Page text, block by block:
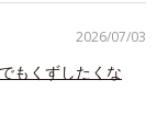
もくずしたくな
2026/07/03